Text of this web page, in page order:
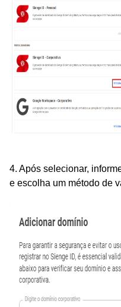
4. Após selecionar,
e escolha um método de